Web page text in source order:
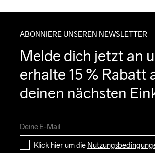
ABONNIERE UNSEREN NEWSLETTER
Melde dich jetzt an
erhalte 15 % Rabatt
deinen nächsten
Klick hier um die